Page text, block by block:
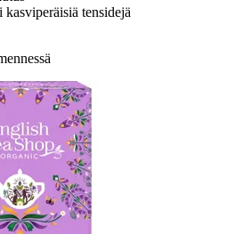
kasviperäisiä tensidejä